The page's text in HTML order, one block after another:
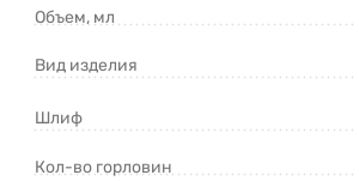
Объем, мл
Вид изделия
Шлиф
Кол-во горловин